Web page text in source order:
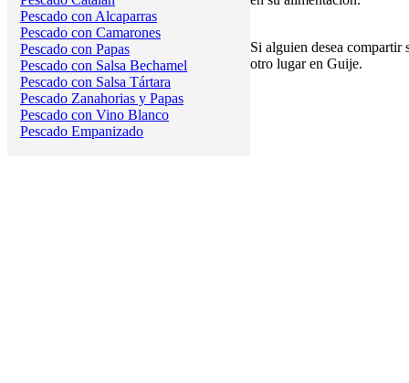
Pescado con Alcaparras
Pescado con Camarones
Pescado con Papas
Pescado con Salsa Bechamel
Pescado con Salsa Tártara
Pescado Zanahorias y Papas
Pescado con Vino Blanco
Pescado Empanizado
Si alguien desea compartir
otro lugar en Guije.